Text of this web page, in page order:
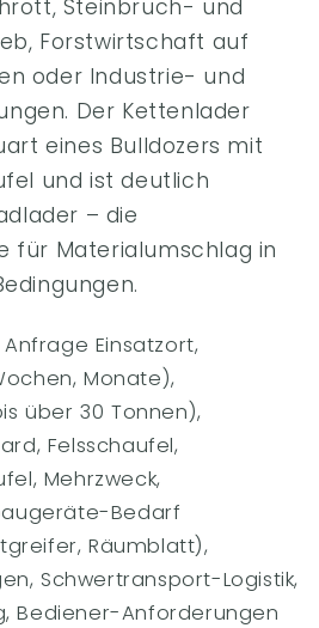
Steinbruch- und
Forstwirtschaft auf
oder Industrie- und
Der Kettenlader
eines Bulldozers mit
und ist deutlich
– die
für Materialumschlag in
Einsatzort,
Monate),
über 30 Tonnen),
Felsschaufel,
Mehrzweck,
Bedarf
Räumblatt),
Schwertransport-Logistik,
Bediener-Anforderungen